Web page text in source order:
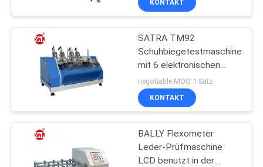
UNS
FABRIK-
AUSFLUG
QUALITÄTSKONTROLLE
TRETEN
KONTAKT
SATRA TM92
Schuhbiegetestmaschine
mit 6 elektronischen
LCDs, 0° bis 90°
einstellbarem
Biegewinkel und 0 bis
Geschwindigkeit
negotiable MOQ:1 Satz
KONTAKT
BALLY Flexometer
Leder-Prüfmaschine
LCD benutzt in der